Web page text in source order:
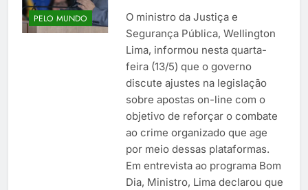
PELO MUNDO
O ministro da Justiça e
Segurança Pública, Wellington
Lima, informou nesta quarta-
feira (13/5) que o governo
discute ajustes na legislação
sobre apostas on-line com o
objetivo de reforçar o combate
ao crime organizado que age
por meio dessas plataformas.
Em entrevista ao programa Bom
Dia, Ministro, Lima declarou que